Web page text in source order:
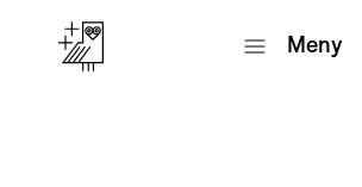
Meny